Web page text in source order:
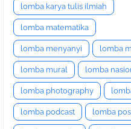
lomba karya tulis ilmiah
lomba matematika
lomba menyanyi lomba
lomba mural lomba
lomba photography
lomba podcast lomba